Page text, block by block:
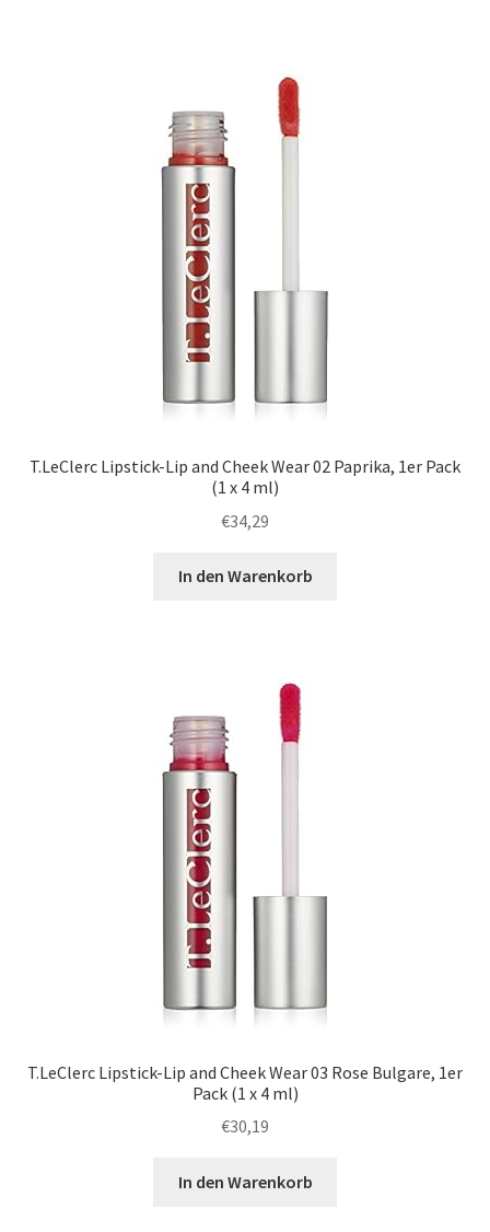
T.LeClerc Lipstick-Lip and Cheek Wear 02 Paprika, 1er Pack
(1 x 4 ml)
€34,29
In den Warenkorb
T.LeClerc Lipstick-Lip and Cheek Wear 03 Rose Bulgare, 1er
Pack (1 x 4 ml)
€30,19
In den Warenkorb